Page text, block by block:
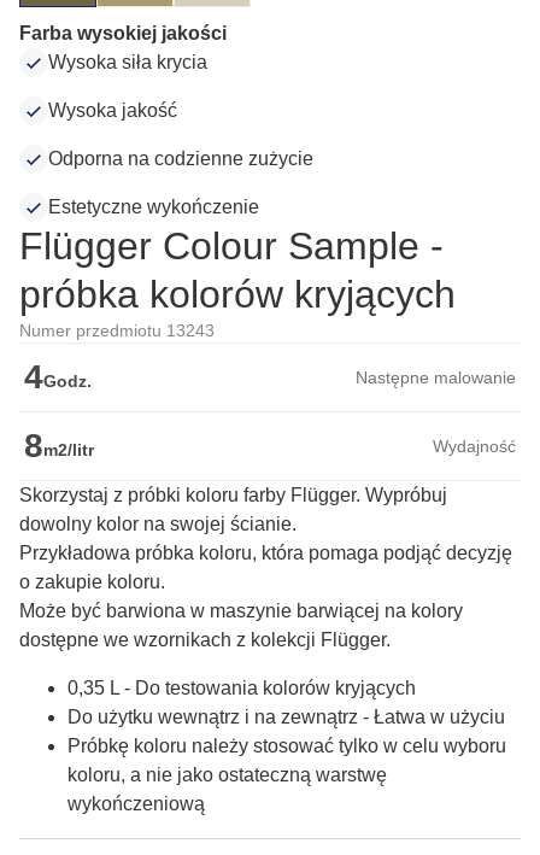
Farba wysokiej jakości
Wysoka siła krycia
Wysoka jakość
Odporna na codzienne zużycie
Estetyczne wykończenie
Flügger Colour Sample -
próbka kolorów kryjących
Numer przedmiotu 13243
4Godz. Następne malowanie
8m2/litr Wydajność
Skorzystaj z próbki koloru farby Flügger. Wypróbuj
dowolny kolor na swojej ścianie.
Przykładowa próbka koloru, która pomaga podjąć decyzję
o zakupie koloru.
Może być barwiona w maszynie barwiącej na kolory
dostępne we wzornikach z kolekcji Flügger.
0,35 L - Do testowania kolorów kryjących
Do użytku wewnątrz i na zewnątrz - Łatwa w użyciu
Próbkę koloru należy stosować tylko w celu wyboru
koloru, a nie jako ostateczną warstwę
wykończeniową